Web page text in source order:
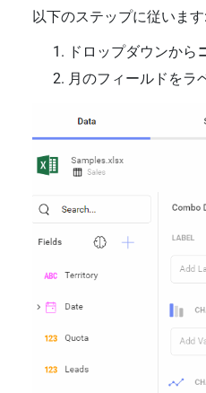
以下のステップに従います:
ドロップダウンから
月のフィールドをラ